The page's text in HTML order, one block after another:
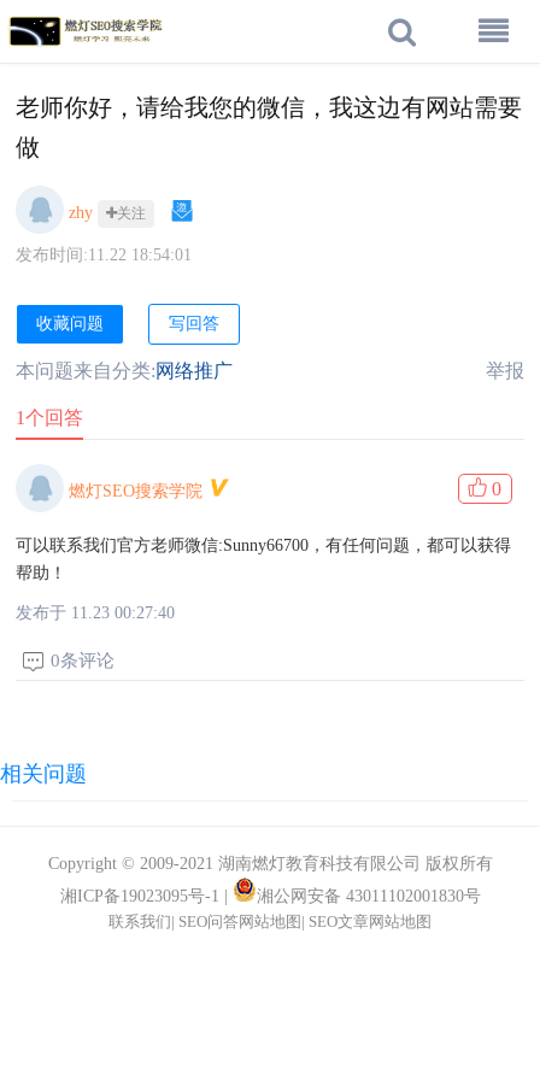
老师你好，请给我您的微信，我这边有网站需要
做
zhy 关注
发布时间:11.22 18:54:01
收藏问题 写回答
本问题来自分类:网络推广 举报
1个回答
燃灯SEO搜索学院 0
可以联系我们官方老师微信:Sunny66700，有任何问题，都可以获得
帮助！
发布于 11.23 00:27:40
0条评论
相关问题
Copyright © 2009-2021 湖南燃灯教育科技有限公司 版权所有
湘ICP备19023095号-1
湘公网安备 43011102001830号
联系我们| SEO问答网站地图 | SEO文章网站地图